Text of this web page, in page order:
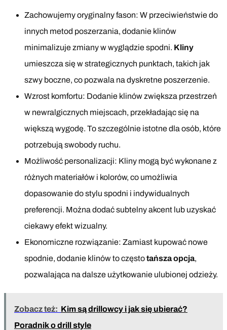
Zachowujemy oryginalny fason: W przeciwieństwie do
innych metod poszerzania, dodanie klinów
minimalizuje zmiany w wyglądzie spodni. Kliny
umieszcza się w strategicznych punktach, takich jak
szwy boczne, co pozwala na dyskretne poszerzenie.
Wzrost komfortu: Dodanie klinów zwiększa przestrzeń
w newralgicznych miejscach, przekładając się na
większą wygodę. To szczególnie istotne dla osób, które
potrzebują swobody ruchu.
Możliwość personalizacji: Kliny mogą być wykonane z
różnych materiałów i kolorów, co umożliwia
dopasowanie do stylu spodni i indywidualnych
preferencji. Można dodać subtelny akcent lub uzyskać
ciekawy efekt wizualny.
Ekonomiczne rozwiązanie: Zamiast kupować nowe
spodnie, dodanie klinów to częstotańsza opcja,
pozwalająca na dalsze użytkowanie ulubionej odzieży.
Zobacz też: Kim są drillowcy i jak się ubierać?
Poradnik o drill style